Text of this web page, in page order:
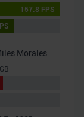
157.8 FPS
Morales